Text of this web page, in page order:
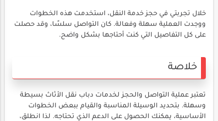
خلال تجربتي في حجز خدمة النقل، استخدمت هذه الخطوات
ووجدت العملية سهلة وفعالة. كان التواصل سلسًا، وقد حصلت
على كل التفاصيل التي كنت أحتاجها بشكل واضح.
خلاصة
تعتبر عملية التواصل والحجز لخدمات دباب نقل الأثاث بسيطة
وسهلة. بتحديد الوسيلة المناسبة والقيام ببعض الخطوات
الأساسية، يمكنك الحصول على الدعم الذي تحتاجه. لذا انطلق،